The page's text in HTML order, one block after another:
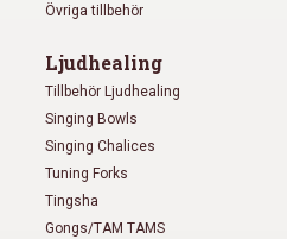
Övriga tillbehör
Ljudhealing
Tillbehör Ljudhealing
Singing Bowls
Singing Chalices
Tuning Forks
Tingsha
Gongs/TAM TAMS